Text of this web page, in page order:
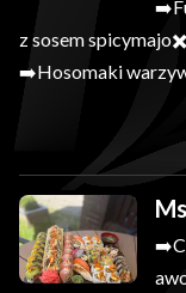
z sosem
➡️Hosomaki